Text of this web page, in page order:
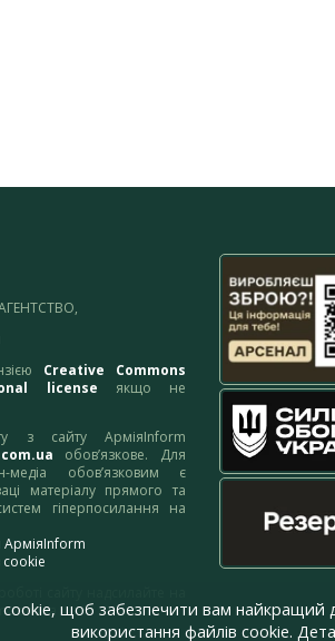
Creative Commons
license якщо не
з сайту АрміяInform
обов’язкове. Для
медіа обов’язковим є
матеріалу прямого та
гіперпосилання на
АрміяInform
cookie
щоб забезпечити вам найкращий
використання файлів cookie.